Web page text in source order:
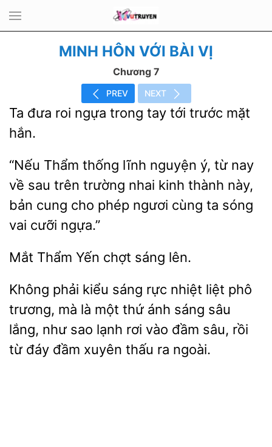
MINH HÔN VỚI BÀI VỊ
Chương 7
PREV NEXT
Ta roi trong tay tới trước mặt
“Nếu Thẩm thống lĩnh nguyện ý, từ nay
về sau trên trường nhai kinh thành
cung cho phép ngươi cùng ta sóng
cưỡi ngựa.”
Yến sáng lên.
phải kiểu sáng rực nhiệt liệt phô
trương, mà là một thứ ánh sáng
lắng,
sao lạnh rơi vào đầm sâu, rồi
từ đáy đầm xuyên thấu ra ngoài.